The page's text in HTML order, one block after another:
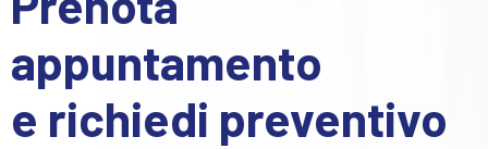
appuntamento
e richiedi preventivo